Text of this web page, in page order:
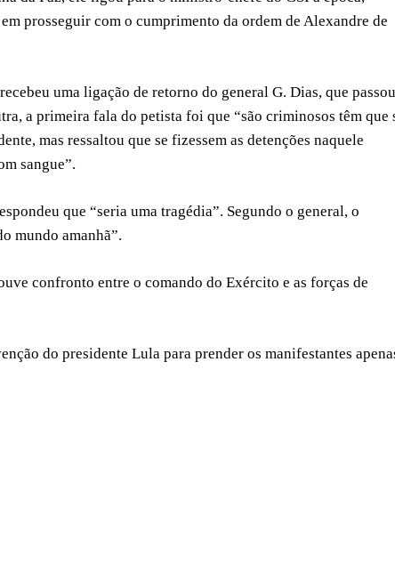
prosseguir com o cumprimento da ordem de Alexandre de
uma ligação de retorno do general G. Dias, que
a primeira fala do petista foi que “são criminosos têm que
mas ressaltou que se fizessem as detenções naquele
sangue”.
que “seria uma tragédia”. Segundo o general, o
mundo amanhã”.
confronto entre o comando do Exército e as forças de
do presidente Lula para prender os manifestantes